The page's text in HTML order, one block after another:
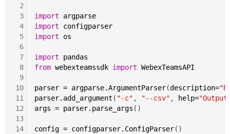
2
3
4
5
6
7
8
9
10
11
12
13
14
import
argparse
import
configparser
import
os
import
pandas
from webexteamssdk import WebexTeamsAPI
parser = argparse.ArgumentParser(description=
parser.add_argument ( "-c" , "--csv" , help=
args = parser.parse_args ()
config = configparser.ConfigParser